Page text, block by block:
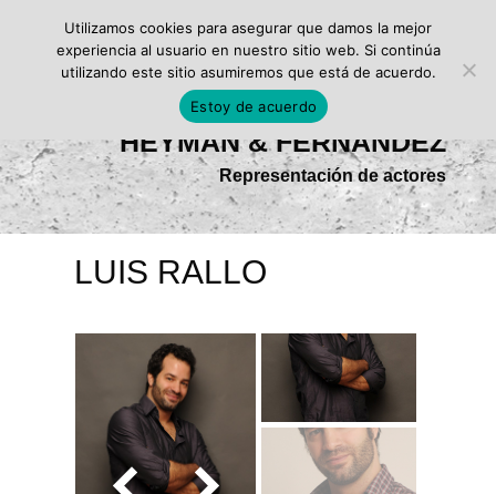
HEYMAN & FERNÁNDEZ
Representación de actores
LUIS RALLO
Utilizamos cookies para asegurar que damos la mejor
experiencia al usuario en nuestro sitio web. Si continúa
utilizando este sitio asumiremos que está de acuerdo.
Estoy de acuerdo